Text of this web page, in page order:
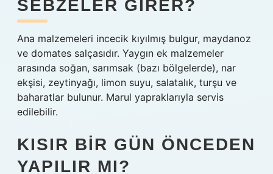
SEBZELER GIRER?
Ana malzemeleri incecik kıyılmış bulgur, maydanoz
ve domates salçasıdır. Yaygın ek malzemeler
arasında soğan, sarımsak (bazı bölgelerde), nar
ekşisi, zeytinyağı, limon suyu, salatalık, turşu ve
baharatlar bulunur. Marul yapraklarıyla servis
edilebilir.
KISIR BIR GÜN ÖNCEDEN
YAPILIR MI?